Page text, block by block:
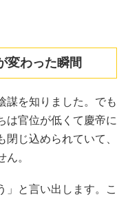
変わった瞬間
謀を知りました。でも
は官位が低くて慶帝に
じ込められていて、
。
」と言い出します。こ